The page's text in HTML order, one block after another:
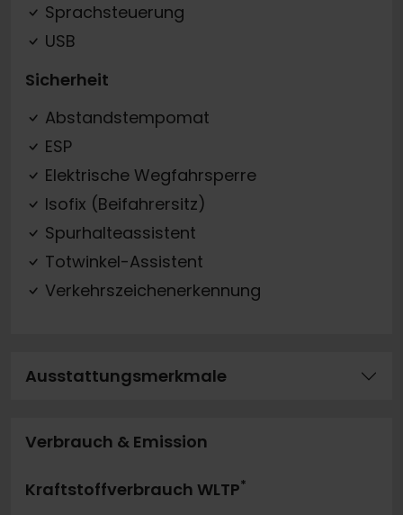
Sprachsteuerung
USB
Sicherheit
Abstandstempomat
ESP
Elektrische Wegfahrsperre
Isofix (Beifahrersitz)
Spurhalteassistent
Totwinkel-Assistent
Verkehrszeichenerkennung
Ausstattungsmerkmale
Verbrauch & Emission
Kraftstoffverbrauch WLTP*